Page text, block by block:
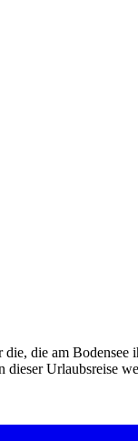
die am
dieser Urlaubsreise